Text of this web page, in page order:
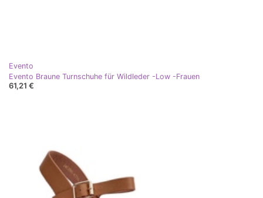
Evento
Evento Braune Turnschuhe für Wildleder -Low -Frauen
61,21 €